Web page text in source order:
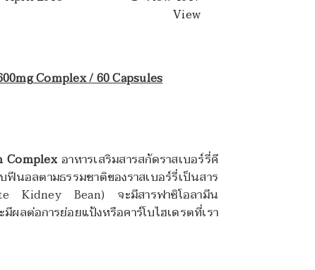
View
Complex / 60 Capsules
Complexอาหารเสริมสารสกัดราสเบอร์รี่คี
ฟีนอลตามธรรมชาติของราสเบอร์รี่เป็นสาร
Kidney Bean) จะมีสารฟาซิโอลามีน
ลต่อการย่อยแป้งหรือคาร์โบไฮเดรตที่เรา